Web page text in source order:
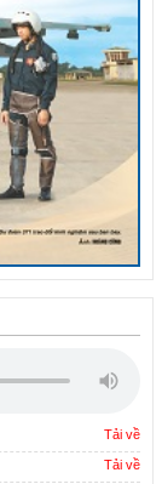
Tải về
Tải về